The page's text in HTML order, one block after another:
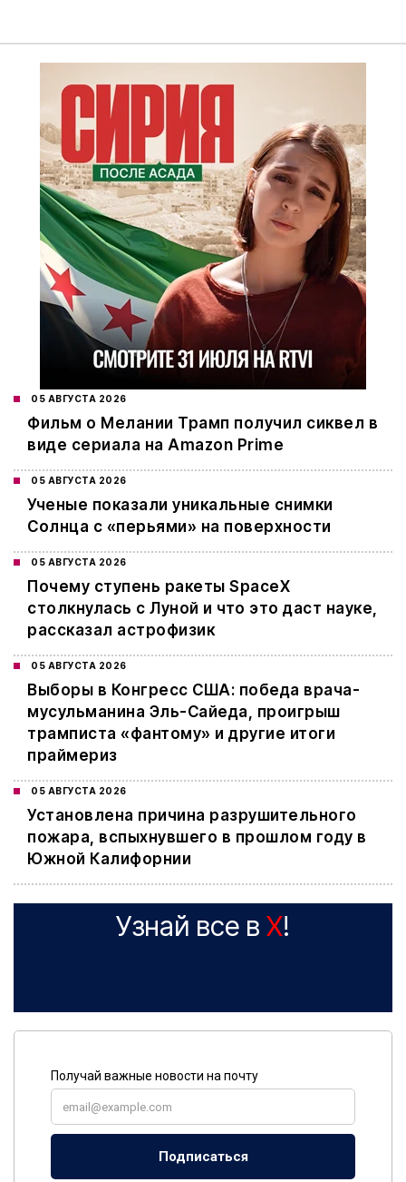
05 АВГУСТА 2026
Фильм о Мелании Трамп получил сиквел в
виде сериала на Amazon Prime
05 АВГУСТА 2026
Ученые показали уникальные снимки
Солнца с «перьями» на поверхности
05 АВГУСТА 2026
Почему ступень ракеты SpaceX
столкнулась с Луной и что это даст науке,
рассказал астрофизик
05 АВГУСТА 2026
Выборы в Конгресс США: победа врача-
мусульманина Эль-Сайеда, проигрыш
трамписта «фантому» и другие итоги
праймериз
05 АВГУСТА 2026
Установлена причина разрушительного
пожара, вспыхнувшего в прошлом году в
Южной Калифорнии
Узнай все в X!